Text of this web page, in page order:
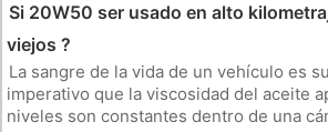
Si 20W50 ser usado en alto
viejos ?
La sangre de la vida de un vehículo es
imperativo que la viscosidad del aceite
niveles son constantes dentro de una